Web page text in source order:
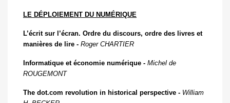
LE DÉPLOIEMENT DU NUMÉRIQUE
L’écrit sur l’écran. Ordre du discours, ordre des livres et
manières de lire - Roger CHARTIER
Informatique et économie numérique - Michel de
ROUGEMONT
The dot.com revolution in historical perspective - William